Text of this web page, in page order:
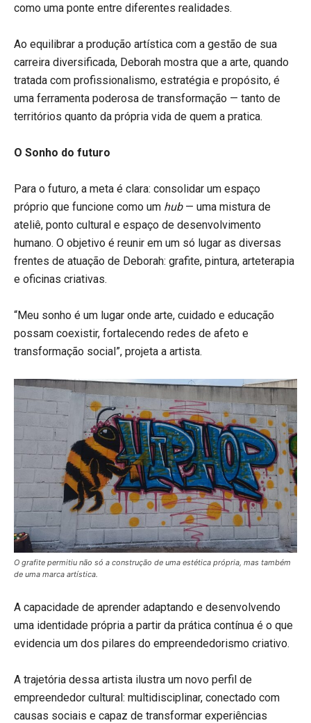
como uma ponte entre diferentes realidades.
Ao equilibrar a produção artística com a gestão de sua
carreira diversificada, Deborah mostra que a arte, quando
tratada com profissionalismo, estratégia e propósito, é
uma ferramenta poderosa de transformação — tanto de
territórios quanto da própria vida de quem a pratica.
O Sonho do futuro
Para o futuro, a meta é clara: consolidar um espaço
próprio que funcione como um hub— uma mistura de
ateliê, ponto cultural e espaço de desenvolvimento
humano. O objetivo é reunir em um só lugar as diversas
frentes de atuação de Deborah: grafite, pintura, arteterapia
e oficinas criativas.
“Meu sonho é um lugar onde arte, cuidado e educação
possam coexistir, fortalecendo redes de afeto e
transformação social”, projeta a artista.
O grafite permitiu não só a construção de uma estética própria, mas também
de uma marca artística.
A capacidade de aprender adaptando e desenvolvendo
uma identidade própria a partir da prática contínua é o que
evidencia um dos pilares do empreendedorismo criativo.
A trajetória dessa artista ilustra um novo perfil de
empreendedor cultural: multidisciplinar, conectado com
causas sociais e capaz de transformar experiências